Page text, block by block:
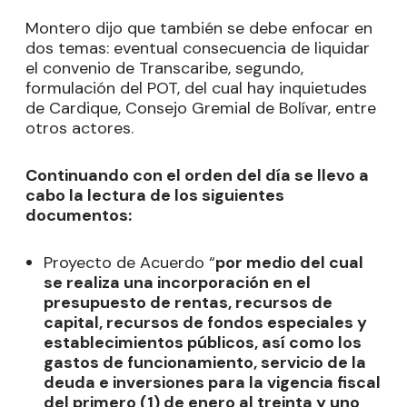
Montero dijo que también se debe enfocar en
dos temas: eventual consecuencia de liquidar
el convenio de Transcaribe, segundo,
formulación del POT, del cual hay inquietudes
de Cardique, Consejo Gremial de Bolívar, entre
otros actores.
Continuando con el orden del día se llevo a
cabo la lectura de los siguientes
documentos:
Proyecto de Acuerdo “por medio del cual
se realiza una incorporación en el
presupuesto de rentas, recursos de
capital, recursos de fondos especiales y
establecimientos públicos, así como los
gastos de funcionamiento, servicio de la
deuda e inversiones para la vigencia fiscal